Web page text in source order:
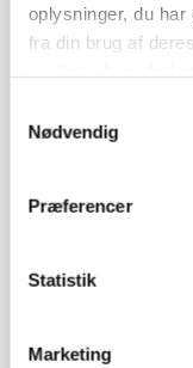
oplysninger, du
fra din brug af
Nødvendig
Præferencer
Statistik
Marketing